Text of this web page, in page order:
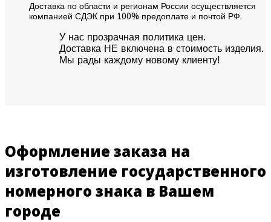
Доставка по области и регионам России осуществляется
компанией СДЭК при 100% предоплате и почтой РФ.
У нас прозрачная политика цен.
Доставка НЕ включена в стоимость изделия.
Мы рады каждому новому клиенту!
Оформление заказа на
изготовление государственного
номерного знака в Вашем
городе